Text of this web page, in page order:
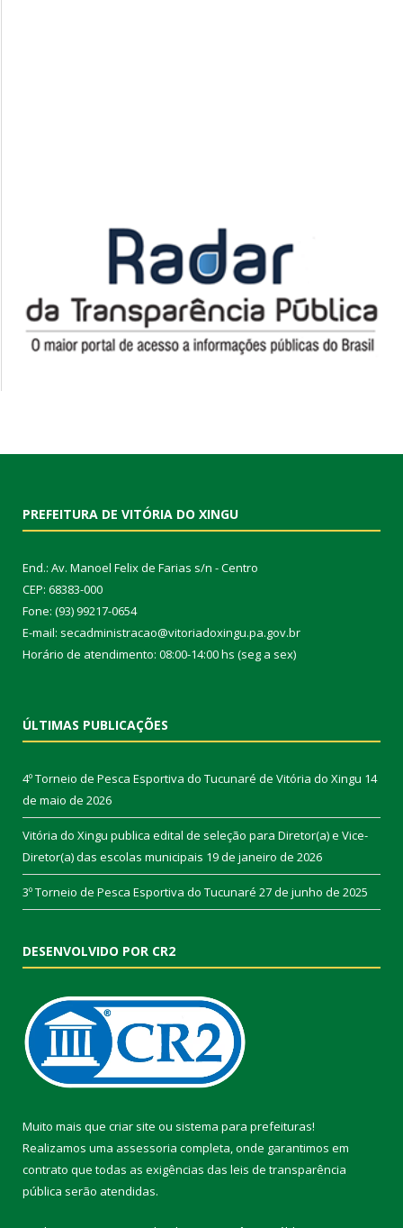
PREFEITURA DE VITÓRIA DO XINGU
End.: Av. Manoel Felix de Farias s/n - Centro
CEP: 68383-000
Fone: (93) 99217-0654
E-mail: secadministracao@vitoriadoxingu.pa.gov.br
Horário de atendimento: 08:00-14:00 hs (seg a sex)
ÚLTIMAS PUBLICAÇÕES
4º Torneio de Pesca Esportiva do Tucunaré de Vitória do Xingu 14
de maio de 2026
Vitória do Xingu publica edital de seleção para Diretor(a) e Vice-
Diretor(a) das escolas municipais 19 de janeiro de 2026
3º Torneio de Pesca Esportiva do Tucunaré 27 de junho de 2025
DESENVOLVIDO POR CR2
Muito mais que criar site ou sistema para prefeituras!
Realizamos uma assessoria completa, onde garantimos em
contrato que todas as exigências das leis de transparência
pública serão atendidas.